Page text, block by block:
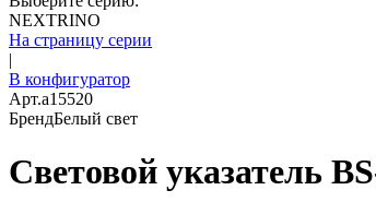
NEXTRINO
На страницу серии
|
В конфигуратор
Арт.a15520
БрендБелый свет
Световой указатель